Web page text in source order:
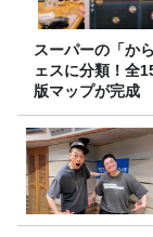
スーパーの「か
ェスに分類！全
版マップが完成